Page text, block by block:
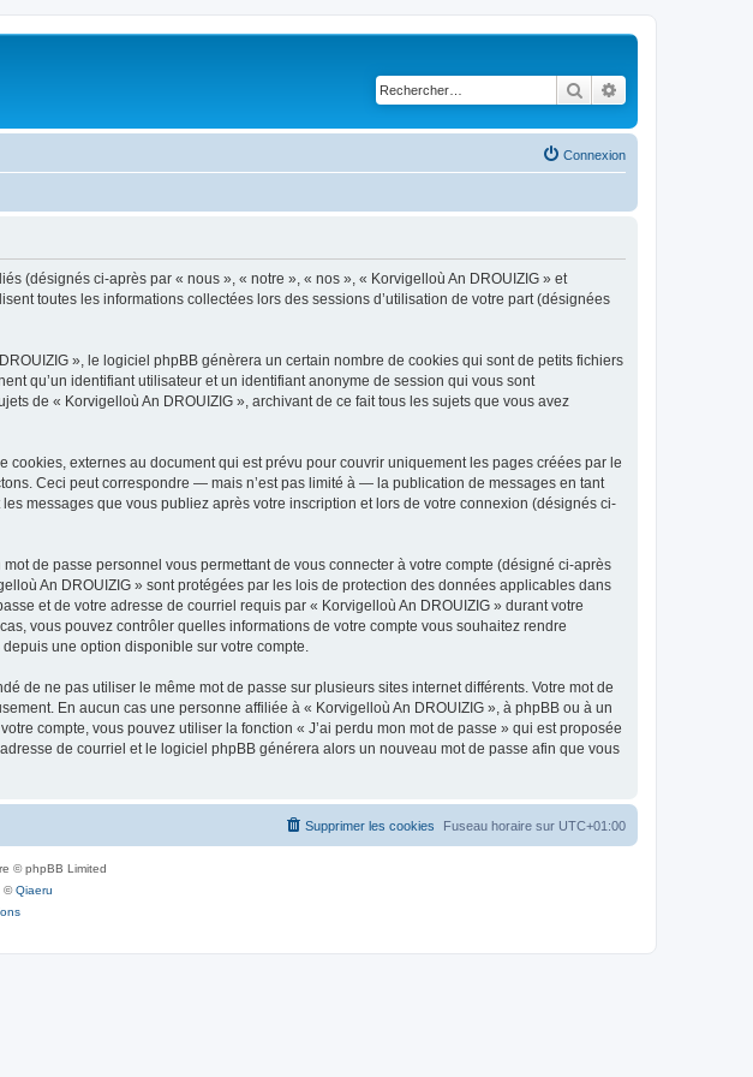
Rechercher
Connexion
(désignés ci-après par « nous », « notre », « nos », « Korvigelloù An DROUIZIG » et
toutes les informations collectées lors des sessions d’utilisation de votre part (désignées
», le logiciel phpBB génèrera un certain nombre de cookies qui sont de petits fichiers
qu’un identifiant utilisateur et un identifiant anonyme de session qui vous sont
de « Korvigelloù An DROUIZIG », archivant de ce fait tous les sujets que vous avez
externes au document qui est prévu pour couvrir uniquement les pages créées par le
Ceci peut correspondre — mais n’est pas limité à — la publication de messages en tant
messages que vous publiez après votre inscription et lors de votre connexion (désignés ci-
de passe personnel vous permettant de vous connecter à votre compte (désigné ci-après
An DROUIZIG » sont protégées par les lois de protection des données applicables dans
et de votre adresse de courriel requis par « Korvigelloù An DROUIZIG » durant votre
vous pouvez contrôler quelles informations de votre compte vous souhaitez rendre
une option disponible sur votre compte.
de ne pas utiliser le même mot de passe sur plusieurs sites internet différents. Votre mot de
En aucun cas une personne affiliée à « Korvigelloù An DROUIZIG », à phpBB ou à un
compte, vous pouvez utiliser la fonction « J’ai perdu mon mot de passe » qui est proposée
de courriel et le logiciel phpBB générera alors un nouveau mot de passe afin que vous
Fuseau horaire sur UTC+01:00
Supprimer les cookies
© phpBB Limited
©Qiaeru